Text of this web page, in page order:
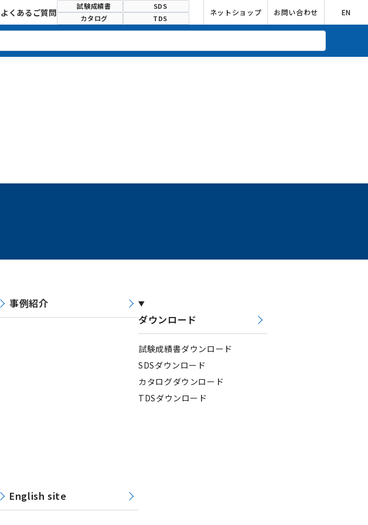
よくあるご質問
試験成績書
SDS
カタログ
TDS
ネットショップ お問い合わせ EN
事例紹介
ダウンロード
試験成績書ダウンロード
SDSダウンロード
カタログダウンロード
TDSダウンロード
English site